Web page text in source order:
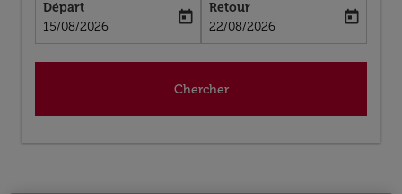
Départ
fc-booking-departure-date-aria-label
15/08/2026
today
Retour
fc-booking-return-date-aria-label
22/08/2026
today
Chercher